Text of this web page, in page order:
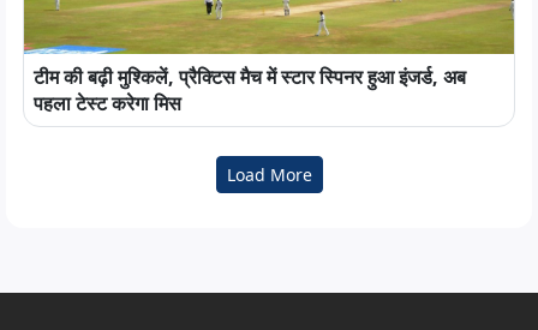
टीम की बढ़ी मुश्किलें, प्रैक्टिस मैच में स्टार स्पिनर हुआ इंजर्ड, अब
पहला टेस्ट करेगा मिस
Load More